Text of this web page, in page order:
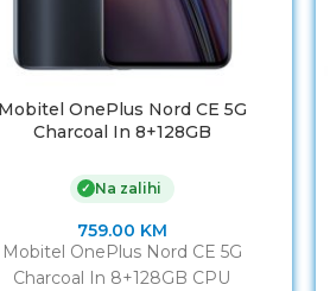
Mobitel OnePlus Nord CE 5G
Charcoal In 8+128GB
✓ Na zalihi
759.00 KM
Mobitel OnePlus Nord CE 5G
Charcoal In 8+128GB CPU